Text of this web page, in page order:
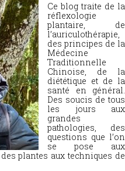
Ce blog traite de la
réflexologie
plantaire, de
l’auriculothérapie,
des principes de la
Médecine
Traditionnelle
Chinoise, de la
diététique et de la
santé en général.
Des soucis de tous
les jours aux
grandes
pathologies, des
questions que l’on
se pose aux
plantes aux techniques de